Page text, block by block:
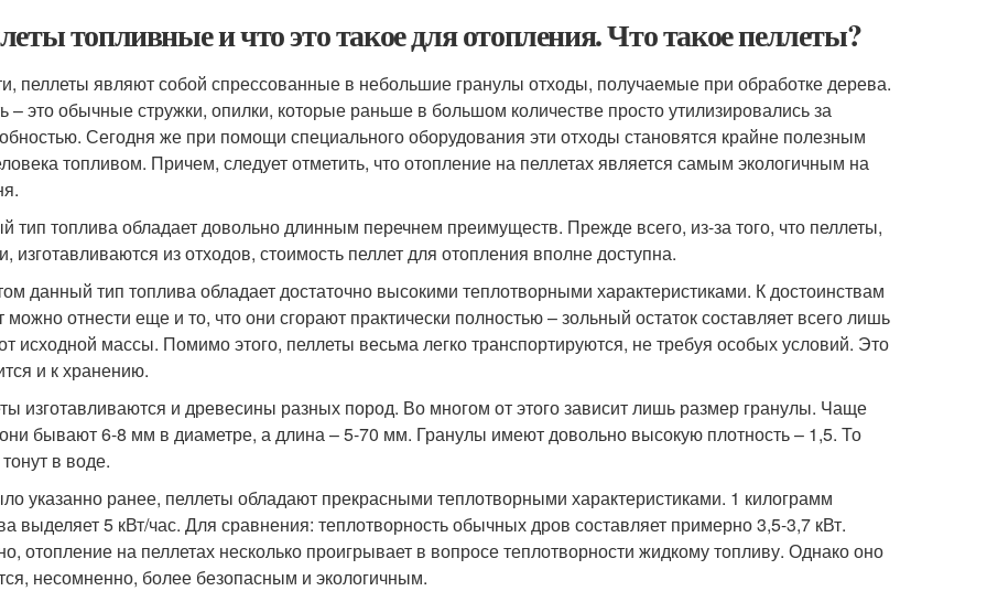
топливные и что это такое для отопления. Что такое пеллеты?
пеллеты являют собой спрессованные в небольшие гранулы отходы, получаемые при обработке дерева.
– это обычные стружки, опилки, которые раньше в большом количестве просто утилизировались за
Сегодня же при помощи специального оборудования эти отходы становятся крайне полезным
топливом. Причем, следует отметить, что отопление на пеллетах является самым экологичным на
тип топлива обладает довольно длинным перечнем преимуществ. Прежде всего, из-за того, что пеллеты,
изготавливаются из отходов, стоимость пеллет для отопления вполне доступна.
данный тип топлива обладает достаточно высокими теплотворными характеристиками. К достоинствам
можно отнести еще и то, что они сгорают практически полностью – зольный остаток составляет всего лишь
исходной массы. Помимо этого, пеллеты весьма легко транспортируются, не требуя особых условий. Это
и к хранению.
изготавливаются и древесины разных пород. Во многом от этого зависит лишь размер гранулы. Чаще
бывают 6-8 мм в диаметре, а длина – 5-70 мм. Гранулы имеют довольно высокую плотность – 1,5. То
в воде.
указанно ранее, пеллеты обладают прекрасными теплотворными характеристиками. 1 килограмм
выделяет 5 кВт/час. Для сравнения: теплотворность обычных дров составляет примерно 3,5-3,7 кВт.
отопление на пеллетах несколько проигрывает в вопросе теплотворности жидкому топливу. Однако оно
несомненно, более безопасным и экологичным.